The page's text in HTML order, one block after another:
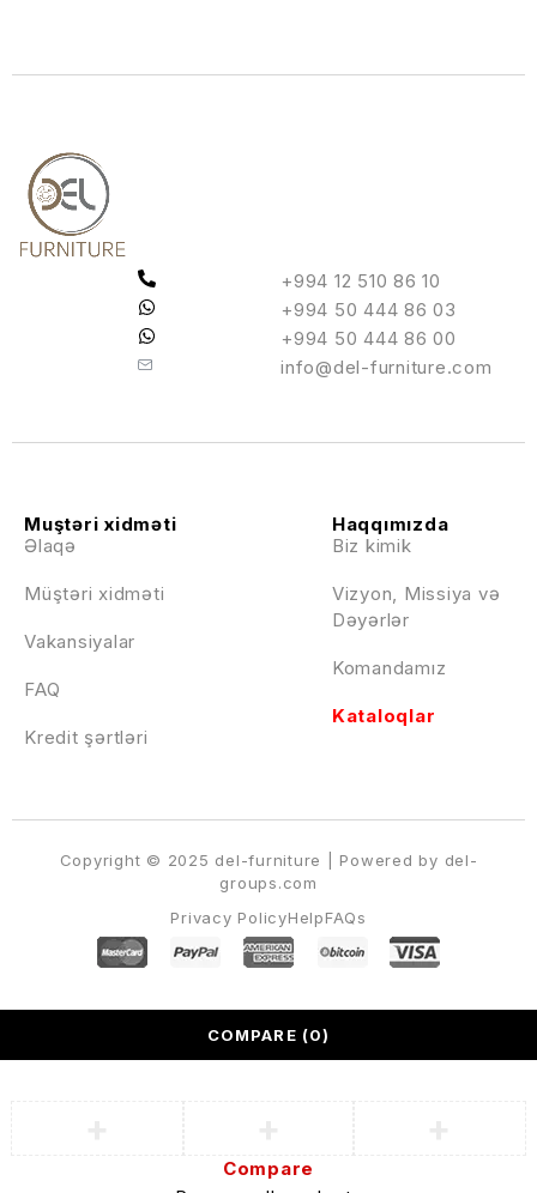
+994 12 510 86 10
+994 50 444 86 03
+994 50 444 86 00
info@del-furniture.com
Haqqımızda
Biz kimik
Vizyon, Missiya və
Dəyərlər
Komandamız
Kataloqlar
Muştəri xidməti
Əlaqə
Müştəri xidməti
Vakansiyalar
FAQ
Kredit şərtləri
Privacy PolicyHelpFAQs
Copyright © 2025 del-furniture | Powered by del-
groups.com
COMPARE (0)
Compare